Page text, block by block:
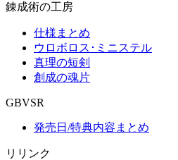
錬成術の工房
仕様まとめ
ウロボロス･ミニステル
真理の短剣
創成の魂片
GBVSR
発売日/特典内容まとめ
リリンク